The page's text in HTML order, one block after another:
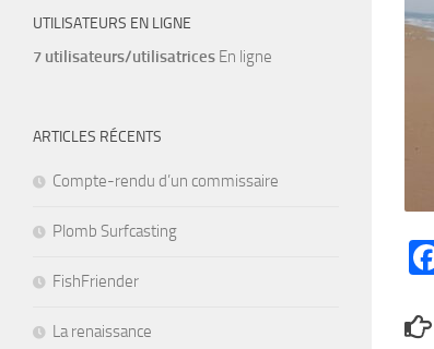
UTILISATEURS EN LIGNE
7 utilisateurs/utilisatrices En ligne
ARTICLES RÉCENTS
Compte-rendu d’un commissaire
Plomb Surfcasting
FishFriender
La renaissance